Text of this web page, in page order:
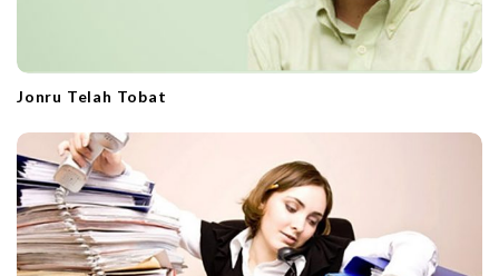
Jonru Telah Tobat